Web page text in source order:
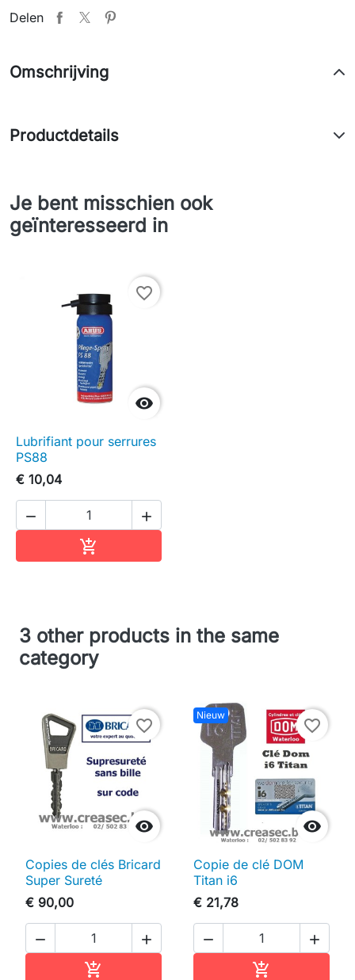
Delen
Omschrijving
Productdetails
Je bent misschien ook
geïnteresseerd in

favorite_border
Lubrifiant pour serrures
PS88
€ 10,04
 

3 other products in the same
category

favorite_border
Copies de clés Bricard
Super Sureté
€ 90,00
 

Nieuw

favorite_border
Copie de clé DOM
Titan i6
€ 21,78
 
